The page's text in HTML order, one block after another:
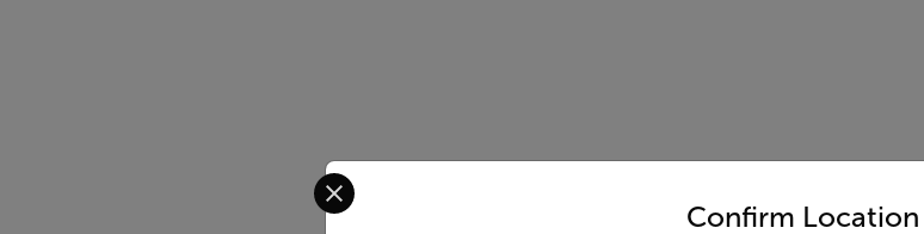
Confirm Location
Select your preferred country and language from the options below